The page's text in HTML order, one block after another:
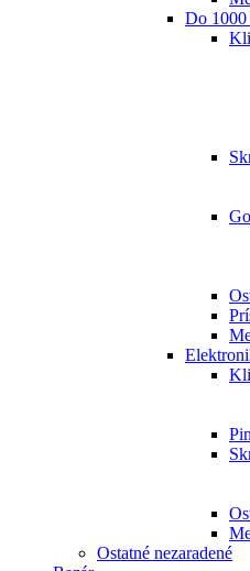
Do
Ostatné nezaradené